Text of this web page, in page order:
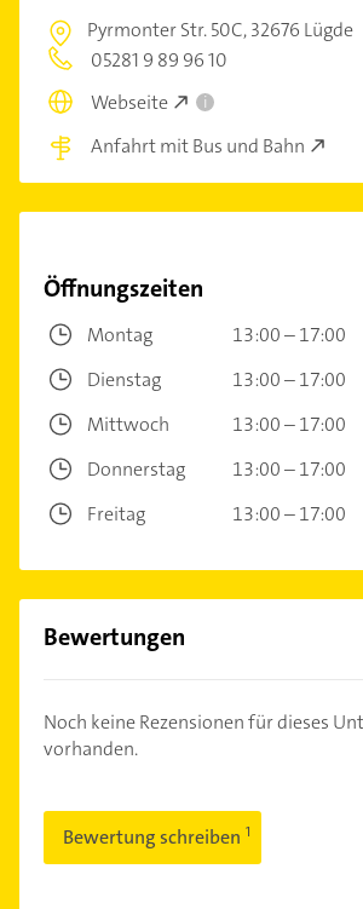
Pyrmonter Str. 50C,32676 Lügde
05281 9 89 96 10
Webseite
i
Anfahrt mit Bus und Bahn
Öffnungszeiten
Montag
13:00 – 17:00
Dienstag
13:00 – 17:00
Mittwoch
13:00 – 17:00
Donnerstag
13:00 – 17:00
Freitag
13:00 – 17:00
Bewertungen
Noch keine Rezensionen für dieses
vorhanden.
Bewertung schreiben